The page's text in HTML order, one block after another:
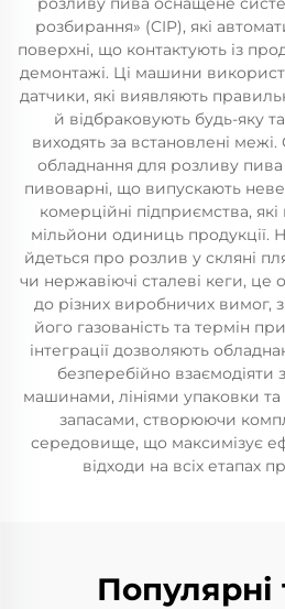
розбирання» (CIP), які
поверхні, що контактують із
демонтажі. Ці машини
датчики, які виявляють
й відбраковують будь-яку
виходять за встановлені
обладнання для розливу
пивоварні, що випускають
комерційні підприємства,
мільйони одиниць продукції.
йдеться про розлив у скляні
чи нержавіючі сталеві кеги, це
до різних виробничих вимог,
його газованість та термін
інтеграції дозволяють
безперебійно взаємодіяти
машинами, лініями упаковки
запасами, створюючи
середовище, що максимізує
відходи на всіх етапах
Популярні